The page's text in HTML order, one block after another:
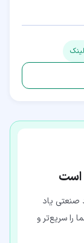
است
صنعتی یاد
را سریع‌تر و